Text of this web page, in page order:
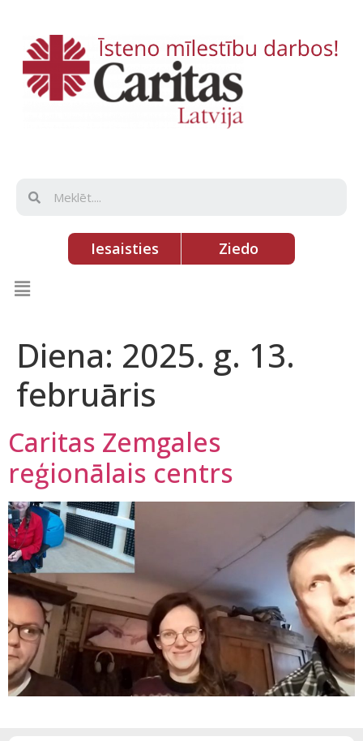
Iesaisties Ziedo
Diena: 2025. g. 13.
februāris
Caritas Zemgales
reģionālais centrs